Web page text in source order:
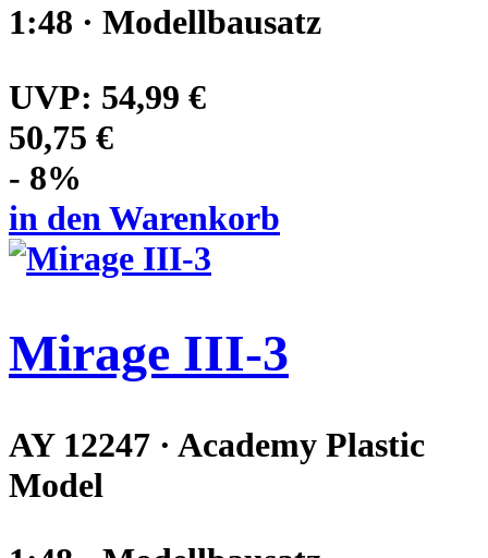
1:48 · Modellbausatz
UVP: 54,99 €
50,75 €
- 8%
in den Warenkorb
Mirage III-3
AY 12247 · Academy Plastic
Model